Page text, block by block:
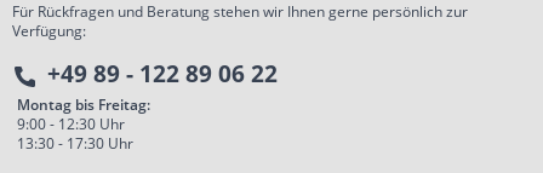
Für Rückfragen und Beratung stehen wir Ihnen gerne persönlich zur
Verfügung:
+49 89 - 122 89 06 22
Montag bis Freitag:
9:00 - 12:30 Uhr
13:30 - 17:30 Uhr